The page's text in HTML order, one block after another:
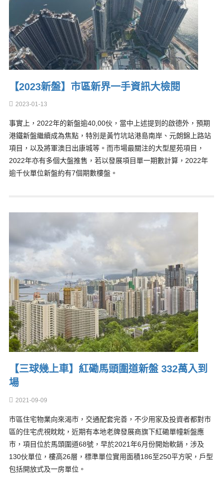
【2023新盤】市區新界一手資訊大檢閱
2023-01-13
事實上，2022年的新盤逾40,00伙，當中上述提到的啟德外，預期
港鐵新盤繼續成為焦點，特別是黃竹坑站港島南岸、元朗錦上路站
項目，以及將軍澳日出康城等。而市場最關注的大型屋苑項目，
2022年亦有多個大盤推售，若以發展項目單一期數計算，2022年
逾千伙單位新盤約有7個期數樓盤。
【三球幾上車】紅磡馬頭圍道新盤 332萬入到
場
2021-09-09
市區住宅物業向來渴市，交通配套完善，不少用家及投資者都對市
區的住宅虎視眈眈，近期有本地老牌發展商旗下紅磡單幢新盤應
市，項目位於馬頭圍道68號，早於2021年6月份開始軟銷，涉及
130伙單位，樓高26層，標準單位實用面積186至250平方呎，戶型
包括開放式及一房單位。